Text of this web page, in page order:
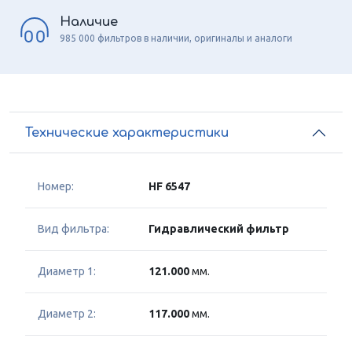
Наличие
985 000 фильтров в наличии, оригиналы и аналоги
Технические характеристики
Номер: HF 6547
Вид фильтра: Гидравлический фильтр
Диаметр 1: 121.000мм.
Диаметр 2: 117.000мм.